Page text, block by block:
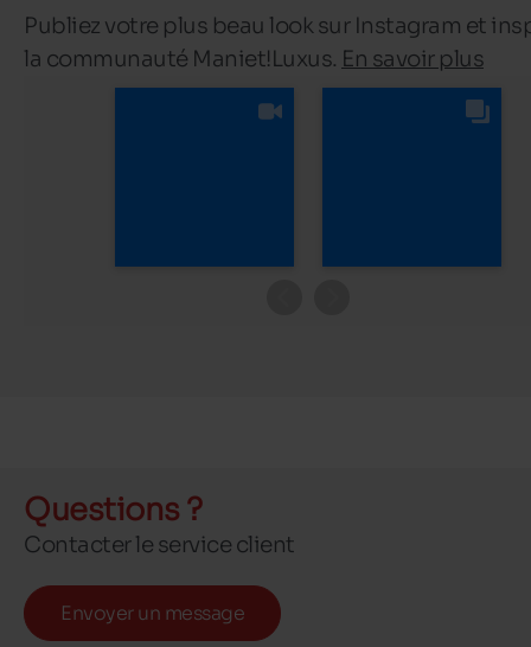
Publiez votre plus beau look sur Instagram et
la communauté Maniet!Luxus. En savoir plus
Questions ?
Contacter le service client
Envoyer un message